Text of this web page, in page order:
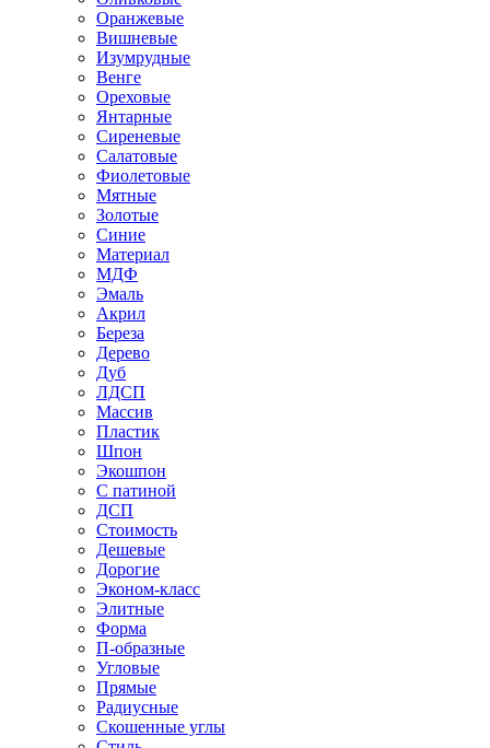
Оранжевые
Вишневые
Изумрудные
Венге
Ореховые
Янтарные
Сиреневые
Салатовые
Фиолетовые
Мятные
Золотые
Синие
Материал
МДФ
Эмаль
Акрил
Береза
Дерево
Дуб
ЛДСП
Массив
Пластик
Шпон
Экошпон
С патиной
ДСП
Стоимость
Дешевые
Дорогие
Эконом-класс
Элитные
Форма
П-образные
Угловые
Прямые
Радиусные
Скошенные углы